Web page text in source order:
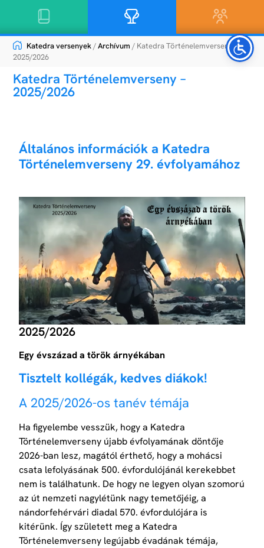
Katedra versenyek/Archívum / Katedra Történelemverseny –
2025/2026
Katedra Történelemverseny –
2025/2026
Általános információk a Katedra
Történelemverseny 29. évfolyamához
2025/2026
Egy évszázad a török árnyékában
Tisztelt kollégák, kedves diákok!
A 2025/2026-os tanév témája
Ha figyelembe vesszük, hogy a Katedra
Történelemverseny újabb évfolyamának döntője
2026-ban lesz, magától érthető, hogy a mohácsi
csata lefolyásának 500. évfordulójánál kerekebbet
nem is találhatunk. De hogy ne legyen olyan szomorú
az út nemzeti nagylétünk nagy temetőjéig, a
nándorfehérvári diadal 570. évfordulójára is
kitérünk. Így született meg a Katedra
Történelemverseny legújabb évadának témája,